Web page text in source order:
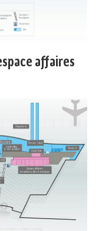
affaires